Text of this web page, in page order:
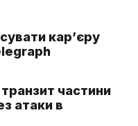
кар’єру
частини
атаки в